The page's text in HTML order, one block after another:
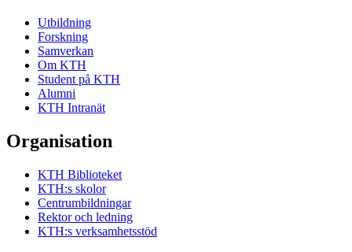
Utbildning
Forskning
Samverkan
Om KTH
Student på KTH
Alumni
KTH Intranät
Organisation
KTH Biblioteket
KTH:s skolor
Centrumbildningar
Rektor och ledning
KTH:s verksamhetsstöd